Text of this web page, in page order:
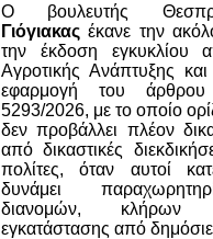
Ο βουλευτής
Γιόγιακας έκανε την
την έκδοση εγκυκλίου
Αγροτικής Ανάπτυξης
εφαρμογή του
5293/2026, με το οποίο
δεν προβάλλει πλέον
από δικαστικές
πολίτες, όταν αυτοί
δυνάμει
διανομών, κλήρων
εγκατάστασης από